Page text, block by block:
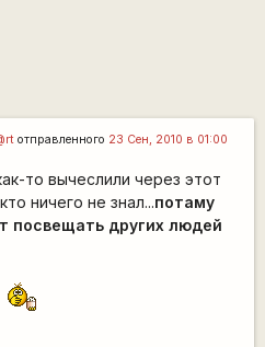
отправленного 23 Сен, 2010 в 01:00
то вычеслили через этот
ничего не знал...потаму
посвещать других людей